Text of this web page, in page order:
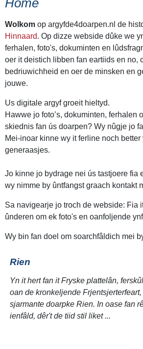
Home
Wolkom op argyfde4doarpen.nl de
Hinnaard. Op dizze webside dûke we
ferhalen, foto's, dokuminten en
oer it deistich libben fan eartiids en no,
bedriuwichheid en oer de minsken en
jouwe.
Us digitale argyf groeit hieltyd.
Hawwe jo foto’s, dokuminten, ferhalen
skiednis fan ús doarpen? Wy nûgje jo
Mei-inoar kinne wy it ferline noch
generaasjes.
Jo kinne jo bydrage nei ús tastjoere fia
wy nimme by ûntfangst graach kontakt
Sa navigearje jo troch de webside: Fia
ûnderen om ek foto's en oanfoljende
Wy bin fan doel om soarchfâldich mei
Rien
Yn it hert fan it Fryske plattelân,
oan de kronkeljende
sjarmante doarpke Rien. In oase fan
ienfâld, dêr't de tiid stil liket ...